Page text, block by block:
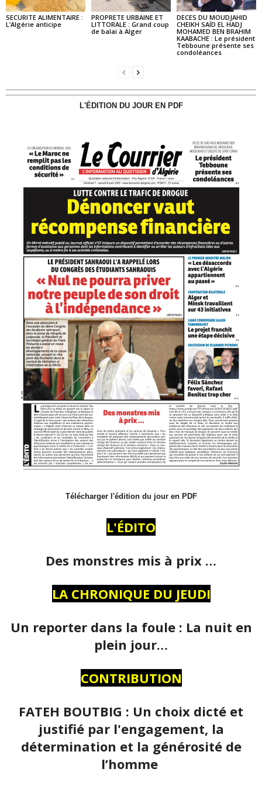
SECURITE ALIMENTAIRE :
L’Algérie anticipe
PROPRETE URBAINE ET
LITTORALE : Grand coup
de balai à Alger
DECES DU MOUDJAHID
CHEIKH SAÏD EL HADJ
MOHAMED BEN BRAHIM
KAABACHE : Le président
Tebboune présente ses
condoléances
L'ÉDITION DU JOUR EN PDF
Télécharger l'édition du jour en PDF
L'ÉDITO
Des monstres mis à prix …
LA CHRONIQUE DU JEUDI
Un reporter dans la foule : La nuit en
plein jour…
CONTRIBUTION
FATEH BOUTBIG : Un choix dicté et
justifié par l'engagement, la
détermination et la générosité de
l’homme